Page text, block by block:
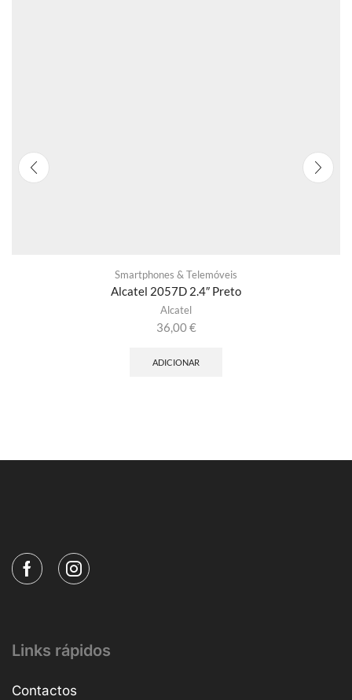
Smartphones & Telemóveis
Alcatel 2057D 2.4″ Preto
Alcatel
36,00€
ADICIONAR
Links rápidos
Contactos